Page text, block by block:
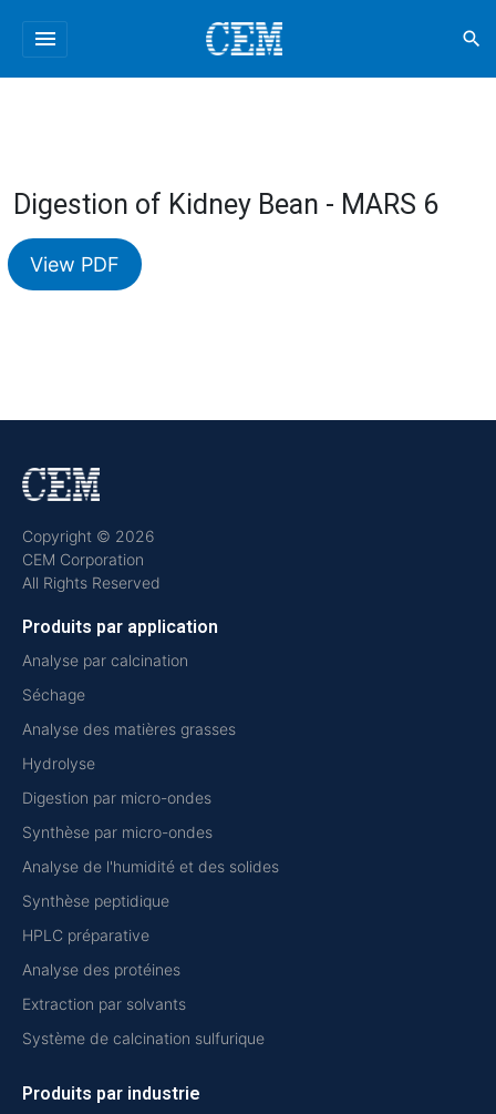
menu search
Digestion of Kidney Bean - MARS 6
View PDF
Copyright © 2026
CEM Corporation
All Rights Reserved
Produits par application
Analyse par calcination
Séchage
Analyse des matières grasses
Hydrolyse
Digestion par micro-ondes
Synthèse par micro-ondes
Analyse de l'humidité et des solides
Synthèse peptidique
HPLC préparative
Analyse des protéines
Extraction par solvants
Système de calcination sulfurique
Produits par industrie